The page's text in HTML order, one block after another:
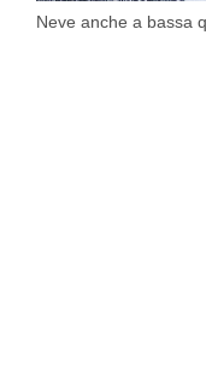
Neve anche a bassa